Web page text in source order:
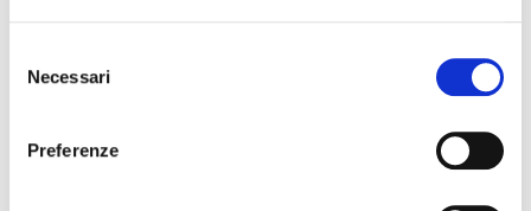
delNecessari
Preferenze
scheda prodotto